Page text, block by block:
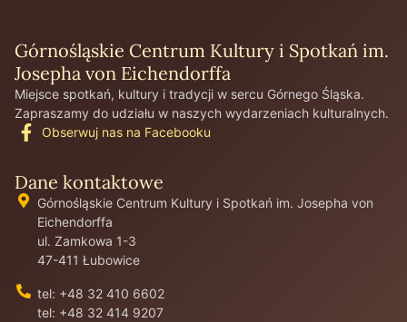
Górnośląskie Centrum Kultury i Spotkań im.
Josepha von Eichendorffa
Miejsce spotkań, kultury i tradycji w sercu Górnego Śląska.
Zapraszamy do udziału w naszych wydarzeniach kulturalnych.
Obserwuj nas na Facebooku
Dane kontaktowe
Górnośląskie Centrum Kultury i Spotkań im. Josepha von
Eichendorffa
ul. Zamkowa 1-3
47-411 Łubowice
tel: +48 32 410 6602
tel: +48 32 414 9207